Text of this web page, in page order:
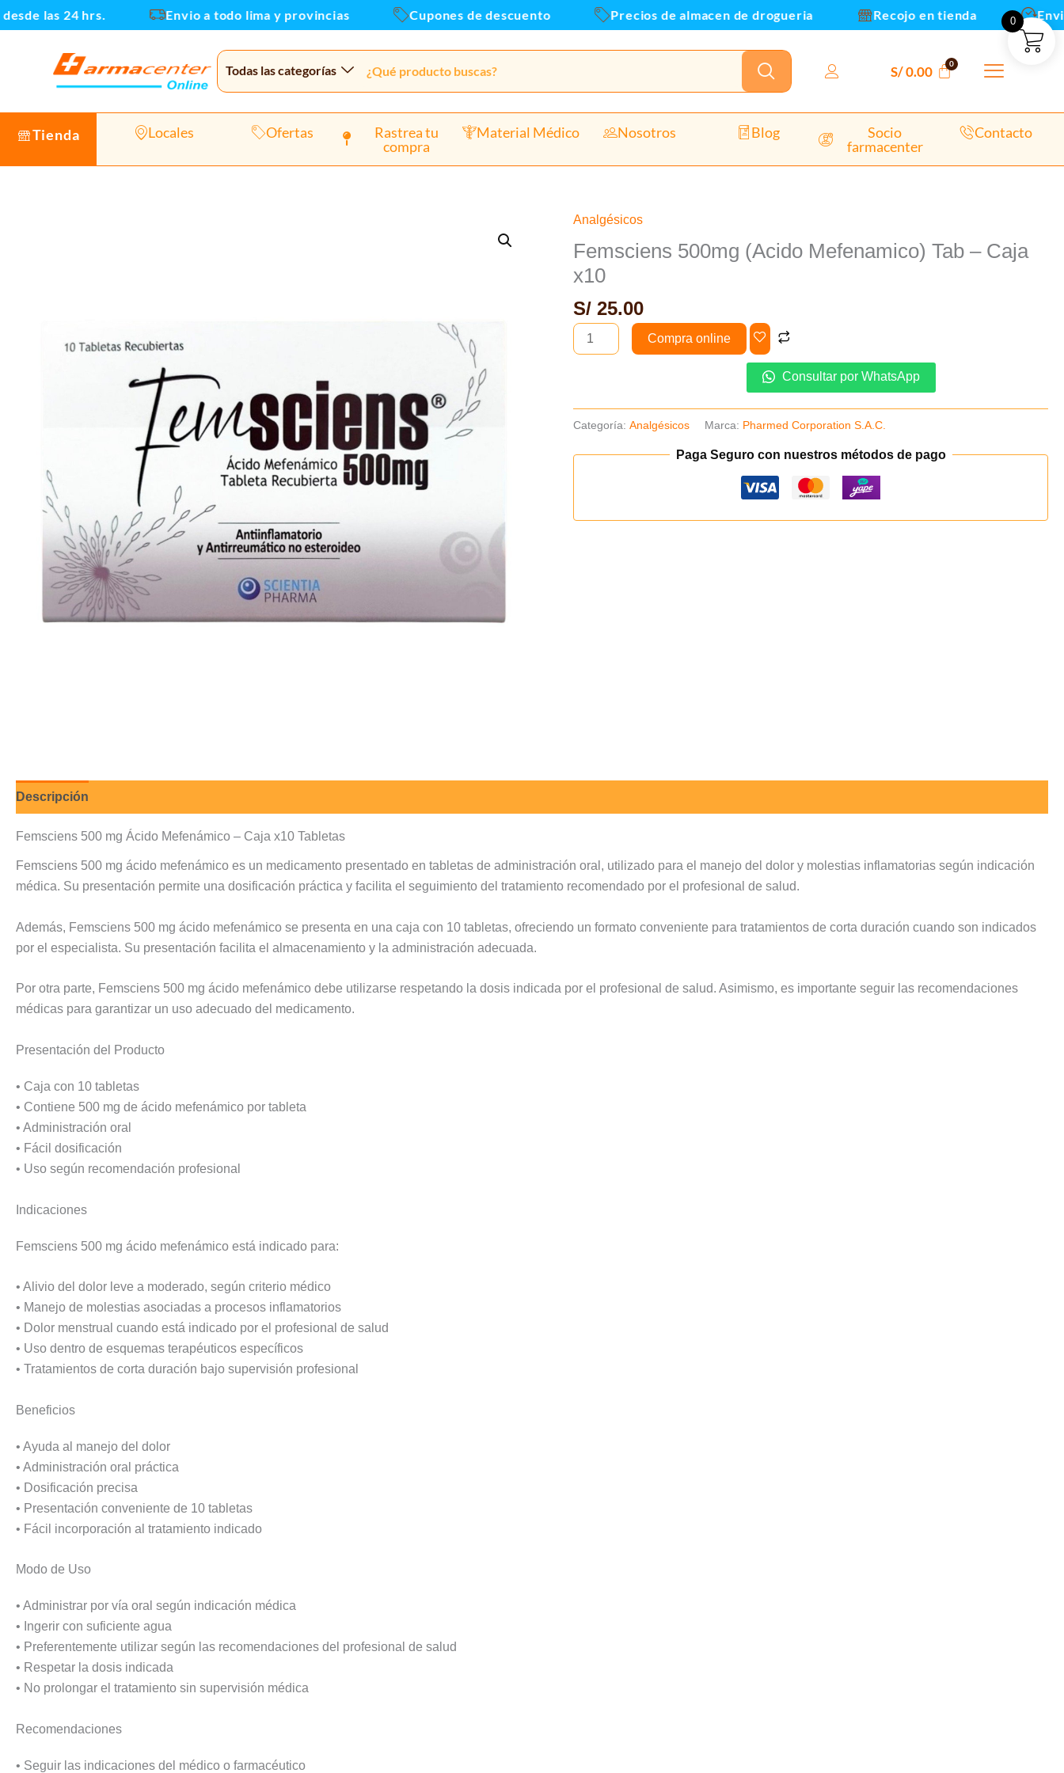
al
las 24 hrs. Envio a todo lima y provincias Cupones de descuento Precios de almacen de drogueria Recojo en tienda Envios y
Todas las categorías S/0.00
Tienda Locales Ofertas
Rastrea tu
compra
Material Médico Nosotros Blog
Socio
farmacenter
Contacto
Analgésicos
Femsciens 500mg (Acido Mefenamico) Tab – Caja
x10
S/ 25.00
Femsciens
500mg
Mefenamico)
Tab
-
Caja
Compra online
Consultar por WhatsApp
Categoría:Analgésicos Marca: Pharmed Corporation S.A.C.
Paga Seguro con nuestros métodos de pago
Descripción
Femsciens 500 mg Ácido Mefenámico – Caja x10 Tabletas
Femsciens 500 mg ácido mefenámico es un medicamento presentado en tabletas de administración oral, utilizado para el manejo del dolor y molestias inflamatorias según indicación
médica. Su presentación permite una dosificación práctica y facilita el seguimiento del tratamiento recomendado por el profesional de salud.
Además, Femsciens 500 mg ácido mefenámico se presenta en una caja con 10 tabletas, ofreciendo un formato conveniente para tratamientos de corta duración cuando son indicados
por el especialista. Su presentación facilita el almacenamiento y la administración adecuada.
Por otra parte, Femsciens 500 mg ácido mefenámico debe utilizarse respetando la dosis indicada por el profesional de salud. Asimismo, es importante seguir las recomendaciones
médicas para garantizar un uso adecuado del medicamento.
Presentación del Producto
• Caja con 10 tabletas
• Contiene 500 mg de ácido mefenámico por tableta
• Administración oral
• Fácil dosificación
• Uso según recomendación profesional
Indicaciones
Femsciens 500 mg ácido mefenámico está indicado para:
• Alivio del dolor leve a moderado, según criterio médico
• Manejo de molestias asociadas a procesos inflamatorios
• Dolor menstrual cuando está indicado por el profesional de salud
• Uso dentro de esquemas terapéuticos específicos
• Tratamientos de corta duración bajo supervisión profesional
Beneficios
• Ayuda al manejo del dolor
• Administración oral práctica
• Dosificación precisa
• Presentación conveniente de 10 tabletas
• Fácil incorporación al tratamiento indicado
Modo de Uso
• Administrar por vía oral según indicación médica
• Ingerir con suficiente agua
• Preferentemente utilizar según las recomendaciones del profesional de salud
• Respetar la dosis indicada
• No prolongar el tratamiento sin supervisión médica
Recomendaciones
• Seguir las indicaciones del médico o farmacéutico
0